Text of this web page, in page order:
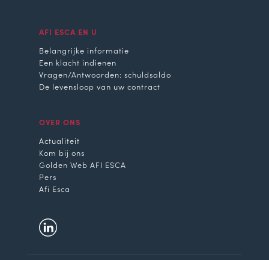
AFI ESCA EN U
Belangrijke informatie
Een klacht indienen
Vragen/Antwoorden: schuldsaldo
De levensloop van uw contract
OVER ONS
Actualiteit
Kom bij ons
Golden Web AFI ESCA
Pers
Afi Esca